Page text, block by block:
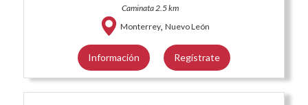
Caminata 2.5 km
Monterrey, Nuevo León
Información Regístrate